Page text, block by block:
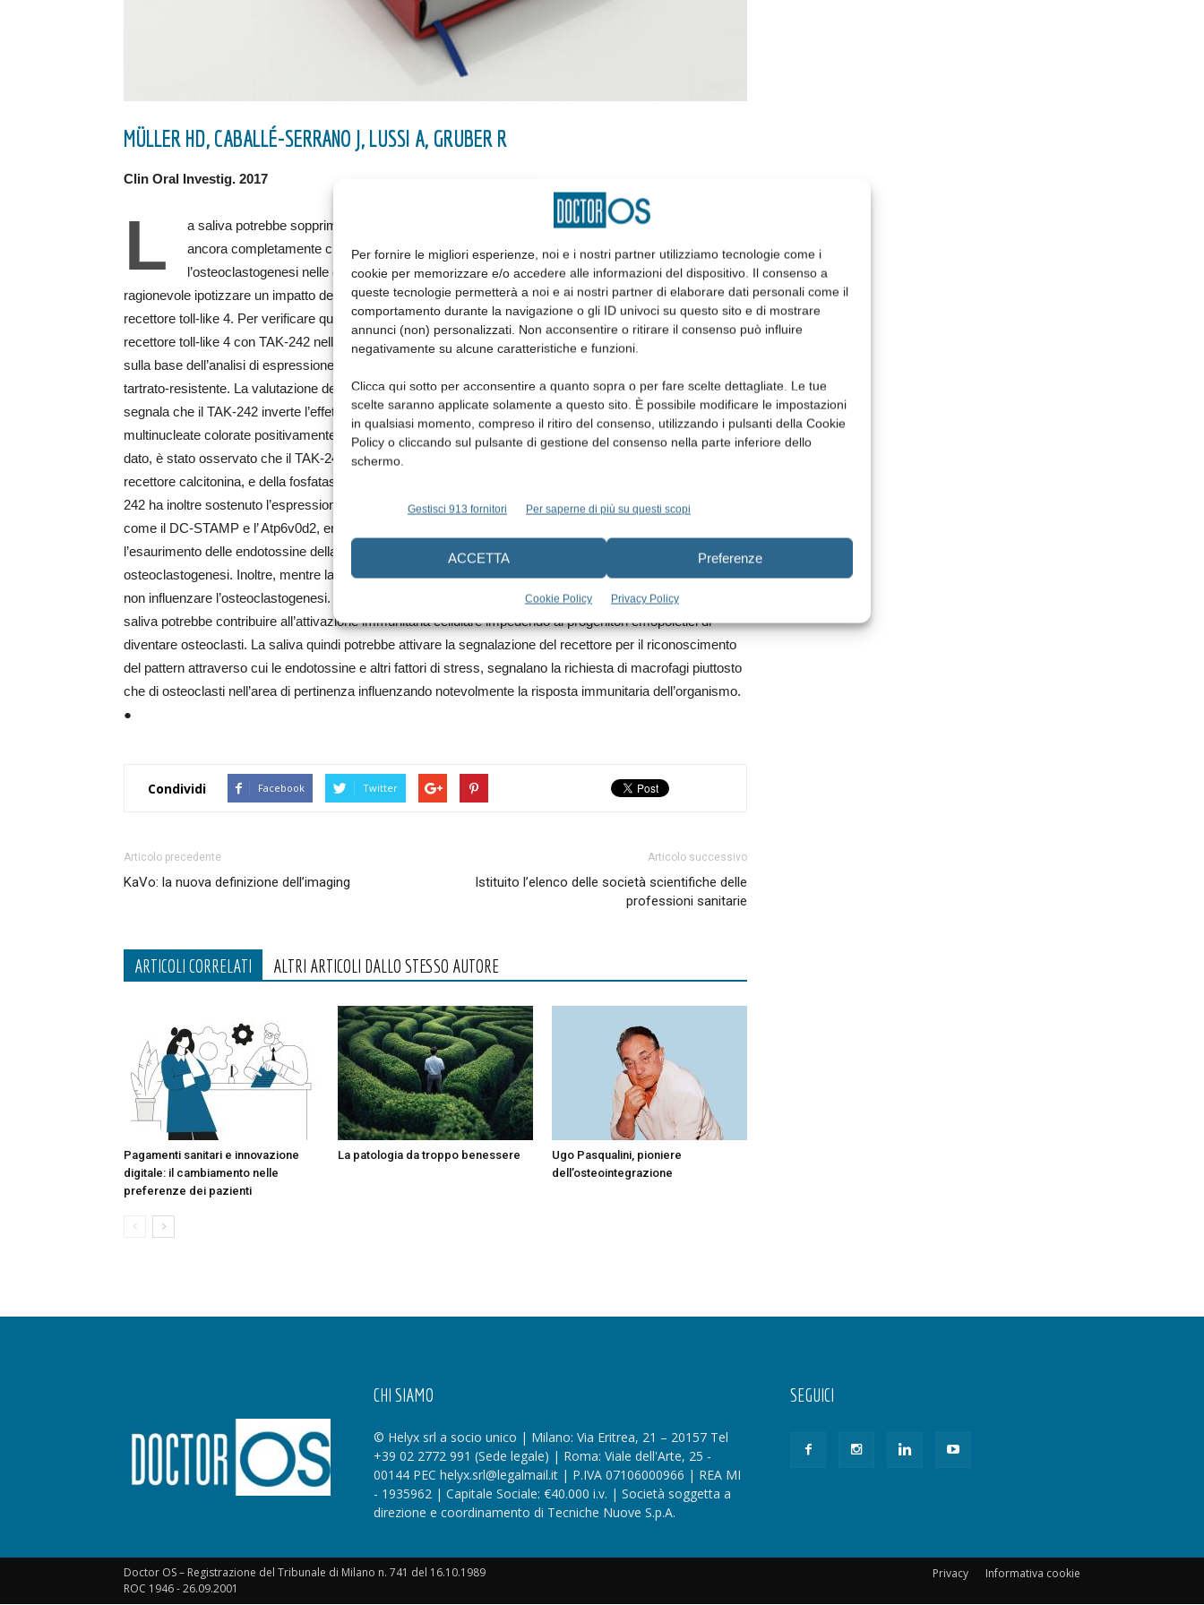
Per fornire le migliori esperienze, noi e i nostri partner utilizziamo tecnologie come i
cookie per memorizzare e/o accedere alle informazioni del dispositivo. Il consenso a
queste tecnologie permetterà a noi e ai nostri partner di elaborare dati personali come il
comportamento durante la navigazione o gli ID univoci su questo sito e di mostrare
annunci (non) personalizzati. Non acconsentire o ritirare il consenso può influire
negativamente su alcune caratteristiche e funzioni.
Clicca qui sotto per acconsentire a quanto sopra o per fare scelte dettagliate. Le tue
scelte saranno applicate solamente a questo sito. È possibile modificare le impostazioni
in qualsiasi momento, compreso il ritiro del consenso, utilizzando i pulsanti della Cookie
Policy o cliccando sul pulsante di gestione del consenso nella parte inferiore dello
schermo.
Gestisci 913 fornitori Per saperne di più su questi scopi
ACCETTA Preferenze
Cookie Policy Privacy Policy
MÜLLER HD, CABALLÉ-SERRANO J, LUSSI A, GRUBER R
Clin Oral Investig. 2017
L
a saliva potrebbe sopprimere l’osteoclastogenesi, ma il meccanismo alla base non è stato
ancora completamente chiarito. Considerando che le endotossine sopprimono
l’osteoclastogenesi nelle culture di midollo osseo e che la saliva contiene endotossine, sarebbe
ragionevole ipotizzare un impatto della saliva sulla osteoclastogenesi che tuttavia richiede l’attivazione del
recettore toll-like 4. Per verificare questa ipotesi, in presenza di saliva abbiamo bloccato la segnalazione del
recettore toll-like 4 con TAK-242 nelle colture di midollo osseodi topi. L’osteoclastogenesi è stata valutata
sulla base dell’analisi di espressione genica e della colorazione istochimica attraversola fosfatasi acida
tartrato-resistente. La valutazione del riassorbimento è stato eseguita sul tessuto dentinale. Inoltre si
segnala che il TAK-242 inverte l’effetto inibitorio della saliva fresca sterile sulla formazione di cellule
multinucleate colorate positivamente attraverso la fosfatasi acida tartrato-resistente. In linea con questo
dato, è stato osservato che il TAK-242 ha aumentato l’espressione dei geni funzionali catepsina K, del
recettore calcitonina, e della fosfatasi acida tartrato-resistente degli osteoclasti in presenza di saliva. Il TAK-
242 ha inoltre sostenuto l’espressione del NFATc1, il principale regolatore della osteoclastogenesi, così
come il DC-STAMP e l’ Atp6v0d2, entrambi geni di fusione cellulare. A sostegno dell’ipotesi dello studio,
l’esaurimento delle endotossine della saliva ha parzialmente invertito l’effetto inibitorio sulla
osteoclastogenesi. Inoltre, mentre la pellicola salivare sui supporti di plastica e titanio utilizzati sembrerebbe
non influenzare l’osteoclastogenesi. L’inibizione della segnalazione del recettore toll-like 4 ha rivelato che la
saliva potrebbe contribuire all’attivazione immunitaria cellulare impedendo ai progenitori emopoietici di
diventare osteoclasti. La saliva quindi potrebbe attivare la segnalazione del recettore per il riconoscimento
del pattern attraverso cui le endotossine e altri fattori di stress, segnalano la richiesta di macrofagi piuttosto
che di osteoclasti nell’area di pertinenza influenzando notevolmente la risposta immunitaria dell’organismo.
●
Condividi Facebook Twitter
Articolo precedente
KaVo: la nuova definizione dell’imaging
Articolo successivo
Istituito l’elenco delle società scientifiche delle
professioni sanitarie
ARTICOLI CORRELATI ALTRI ARTICOLI DALLO STESSO AUTORE
Pagamenti sanitari e innovazione
digitale: il cambiamento nelle
preferenze dei pazienti
La patologia da troppo benessere
Ugo Pasqualini, pioniere
dell’osteointegrazione
CHI SIAMO
© Helyx srl a socio unico | Milano: Via Eritrea, 21 – 20157 Tel
+39 02 2772 991 (Sede legale) | Roma: Viale dell'Arte, 25 -
00144 PEC helyx.srl@legalmail.it | P.IVA 07106000966 | REA MI
- 1935962 | Capitale Sociale: €40.000 i.v. | Società soggetta a
direzione e coordinamento di Tecniche Nuove S.p.A.
SEGUICI
Privacy Informativa cookie
Doctor OS – Registrazione del Tribunale di Milano n. 741 del 16.10.1989
ROC 1946 - 26.09.2001